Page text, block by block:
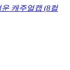
캐주얼캡 (8컬